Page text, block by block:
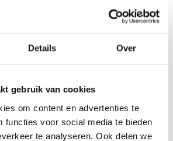
Details Over
gebruik van cookies
om content en advertenties te
functies voor social media te bieden
te analyseren. Ook delen we